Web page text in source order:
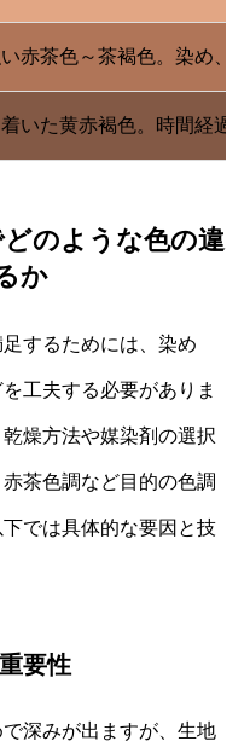
赤茶色～茶褐色。染め、
いた黄赤褐色。時間経過
のような色の違
か
するためには、染め
工夫する必要がありま
燥方法や媒染剤の選択
茶色調など目的の色調
では具体的な要因と技
要性
深みが出ますが、生地